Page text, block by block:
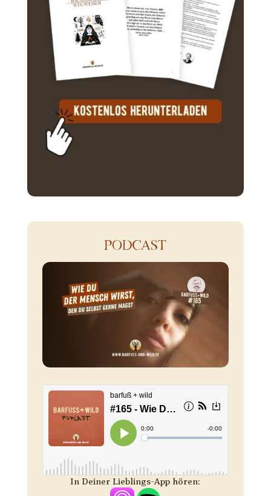
PODCAST
In Deiner Lieblings-App hören: